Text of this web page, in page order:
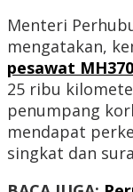
Menteri
mengatakan,
pesawat MH370
25 ribu
penumpang
mendapat
singkat dan